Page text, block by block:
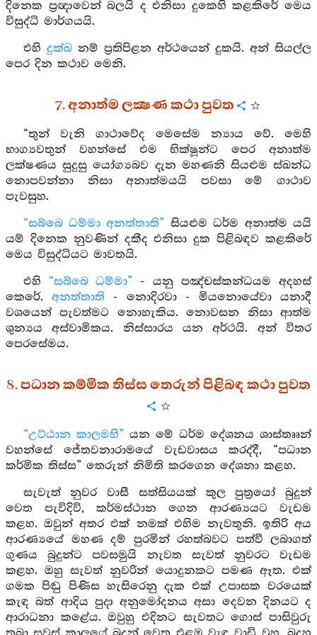
දිනෙක ප්‍රඥාවෙන් බලයි ද එනිසා දුකෙහි කළකිරේ මෙය
විසුද්ධි මාර්ගයයි.
එහි දුක්ඛනම් ප්‍රතිපිළන අර්ථයෙන් දුකයි. අන් සියල්ල
පෙර දින කථාව මෙනි.
7. අනාත්ම ලක්‍ෂණ කථා පුවත
“තුන් වැනි ගාථාවේද මෙසේම න්‍යාය වේ. මෙහි
භාග්‍යවතුන් වහන්සේ එම භික්ෂූන්ට පෙර අනාත්ම
ලක්ෂණය සුදුසු යෝග්‍යබව දැන මහණනි සියළුම ස්ඛන්ධ
නොපවන්නා නිසා අනාත්මයයි පවසා මේ ගාථාව
පැවසුහ.
“සබ්බෙ ධම්මා අනත්තාති” සියළුම ධර්ම අනාත්ම යයි
යම් දිනෙක නුවණින් දකීද එනිසා දුක පිළිබඳව කළකිරේ
මෙය විසුද්ධියට මාවතයි.
එහි “සබ්බෙ ධම්මා” - යනු පඤ්චස්කන්ධයම අදහස්
කෙරේ. අනත්තාති - නොදිරවා - මියනොයේවා යනාදී
වශයෙන් පැවත්මට නොහැකිය. නොවසන නිසා ආත්ම
ශුන්‍යය අස්වාමිකය. නිස්සාරය යන අර්ථයි. අන් විතර
පෙරසේමය.
8. පධාන කම්මික තිස්ස තෙරුන් පිළිබඳ කථා පුවත
“උට්ඨාන කාලමහි” යන මේ ධර්ම දේශනය ශාස්තෲන්
වහන්සේ ජේතවනාරාමයේ වැඩවාසය කරද්දී, “පධාන
කර්මික තිස්ස” තෙරුන් නිමිති කරගෙන දේශනා කළහ.
සැවැත් නුවර වාසී සත්සියයක් කුල පුත්‍රයෝ බුදුන්
වෙත පැවිදිවි, කර්මස්ථාන ගෙන ආරණ්‍යයට වැඩම
කළහ. ඔවුන් අතර එක් නමක් එහිම නැවතුනි. ඉතිරි අය
ආරණ්‍යයේ මහණ දම් පුරමින් රහත්බවට පත්වී ලබාගත්
ගුණය බුදුන්ට පවසමුයි නැවත සැවත් නුවරට වැඩම
කළහ. ඔහු සැවත් නුවරින් යොදුනකට පමණ ඈත. එක්
ගමක පිඬු පිණිස හැසිරෙනු දැක එක් උපාසක වරයෙක්
කැඳ බත් ආදිය පුදා අනුමෝදනය අසා දෙවන දිනයට ද
ආරාධනා කළේය. ඔවුහු එදිනට සැවතට ගොස් පාසිවුරු